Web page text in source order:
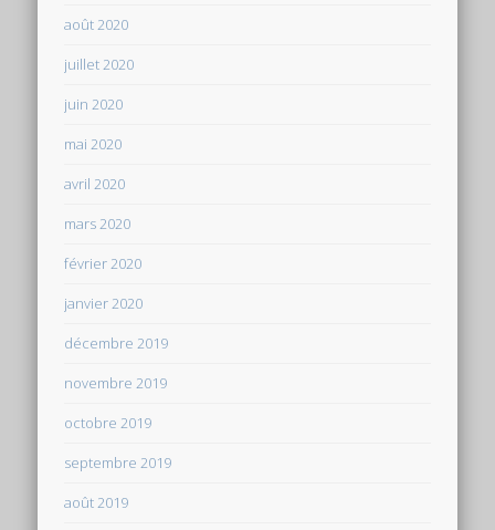
août 2020
juillet 2020
juin 2020
mai 2020
avril 2020
mars 2020
février 2020
janvier 2020
décembre 2019
novembre 2019
octobre 2019
septembre 2019
août 2019